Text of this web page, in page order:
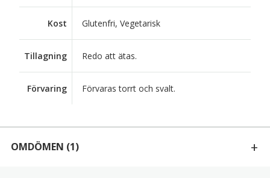
Kost Glutenfri, Vegetarisk
Tillagning Redo att ätas.
Förvaring Förvaras torrt och svalt.
OMDÖMEN (1)